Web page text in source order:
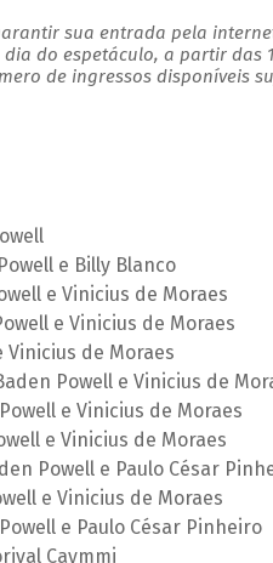
sua entrada pela
dia do espetáculo, a partir
de ingressos disponíveis
e Billy Blanco
e Vinicius de Moraes
e Vinicius de Moraes
Vinicius de Moraes
Powell e Vinicius de
e Vinicius de Moraes
e Vinicius de Moraes
Powell e Paulo César
e Vinicius de Moraes
e Paulo César Pinheiro
Caymmi